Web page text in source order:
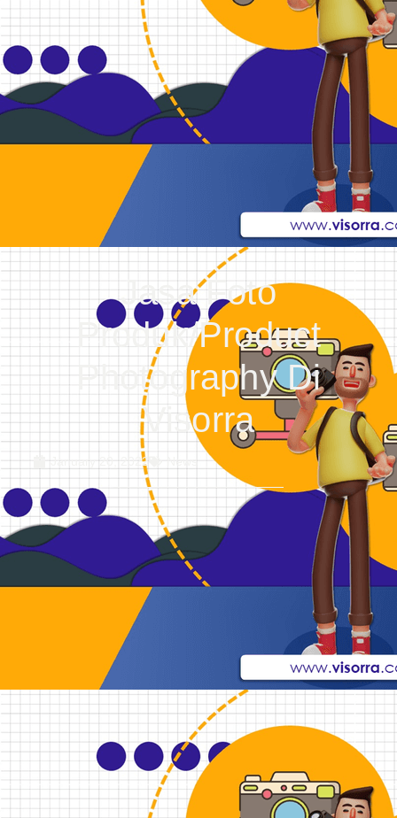
Jasa Foto
Produk/Product
Photography Di
Visorra
January 20, 2022